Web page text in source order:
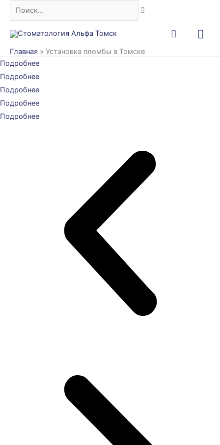
Перейти
содержимому
Поиск...
Главная » Установка пломбы в Томске
Подробнее
Подробнее
Подробнее
Подробнее
Подробнее